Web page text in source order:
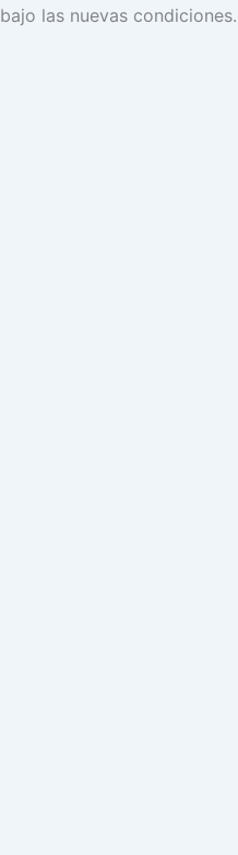
bajo las nuevas condiciones.